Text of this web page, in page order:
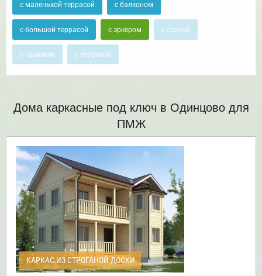
с маленькой террасой с балконом
с большой террасой с эркером с сауной
с гаражом с террасой
Дома каркасные под ключ в Одинцово для
ПМЖ
КАРКАС ИЗ СТРОГАНОЙ ДОСКИ